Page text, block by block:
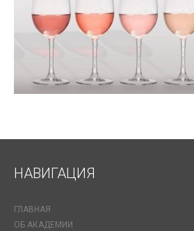
НАВИГАЦИЯ
ГЛАВНАЯ
ОБ АКАДЕМИИ